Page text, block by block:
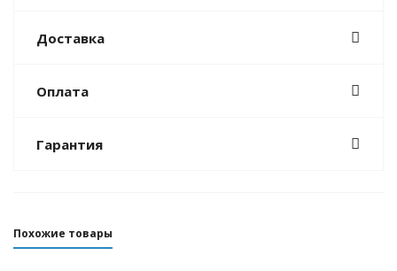
Доставка
Оплата
Гарантия
Похожие товары